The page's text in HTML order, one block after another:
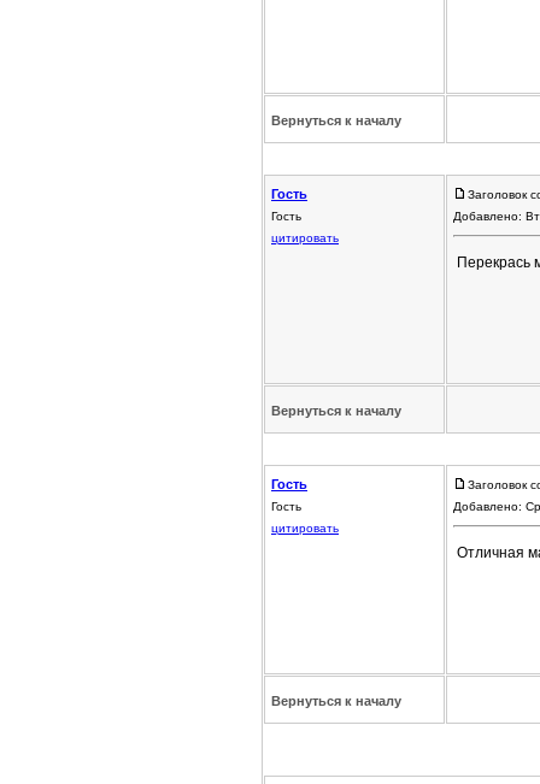
Вернуться к началу
Гость
Гость
цитировать
Заголовок
Добавлено:
Перекрась
Вернуться к началу
Гость
Гость
цитировать
Заголовок
Добавлено:
Отличная
Вернуться к началу